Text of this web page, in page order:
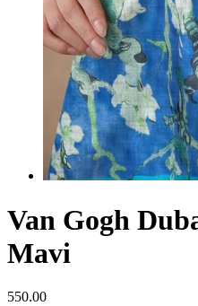
Van Gogh
Mavi
550.00